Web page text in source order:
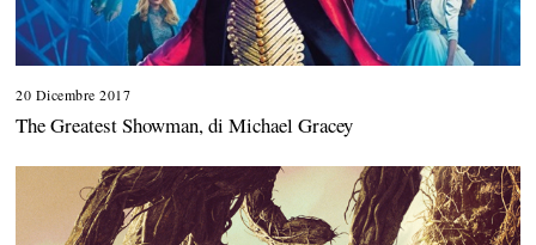
20 Dicembre 2017
The Greatest Showman, di Michael Gracey